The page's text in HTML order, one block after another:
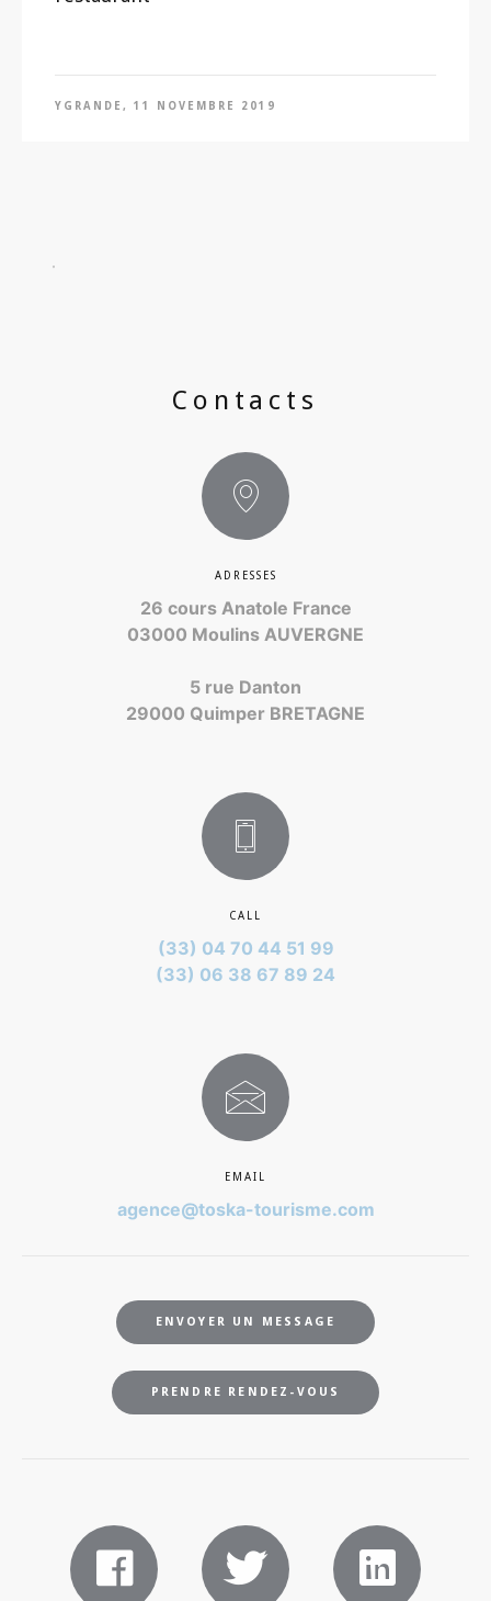
YGRANDE, 11 NOVEMBRE 2019
Contacts
ADRESSES
26 cours Anatole France
03000 Moulins AUVERGNE
5 rue Danton
29000 Quimper BRETAGNE
CALL
(33) 04 70 44 51 99
(33) 06 38 67 89 24
EMAIL
agence@toska-tourisme.com
ENVOYER UN MESSAGE
PRENDRE RENDEZ-VOUS